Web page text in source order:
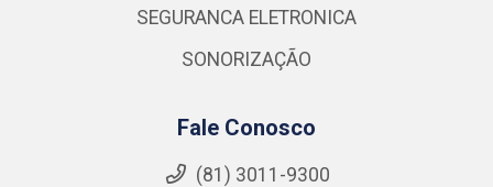
SEGURANCA ELETRONICA
SONORIZAÇÃO
Fale Conosco
(81) 3011-9300